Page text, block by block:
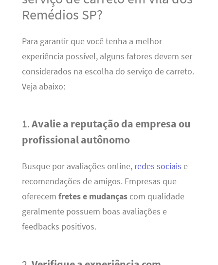
Remédios SP?
Para garantir que você tenha a melhor
experiência possível, alguns fatores devem ser
considerados na escolha do serviço de carreto.
Veja abaixo:
1.Avalie a reputação da empresa ou
profissional autônomo
Busque por avaliações online, redes sociais e
recomendações de amigos. Empresas que
oferecem fretes e mudançascom qualidade
geralmente possuem boas avaliações e
feedbacks positivos.